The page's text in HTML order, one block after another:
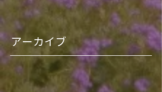
アーカイブ